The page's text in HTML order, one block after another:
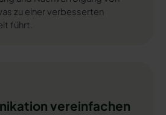
zu einer verbesserten
führt.
vereinfachen